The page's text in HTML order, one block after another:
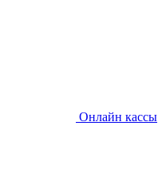
Онлайн кассы